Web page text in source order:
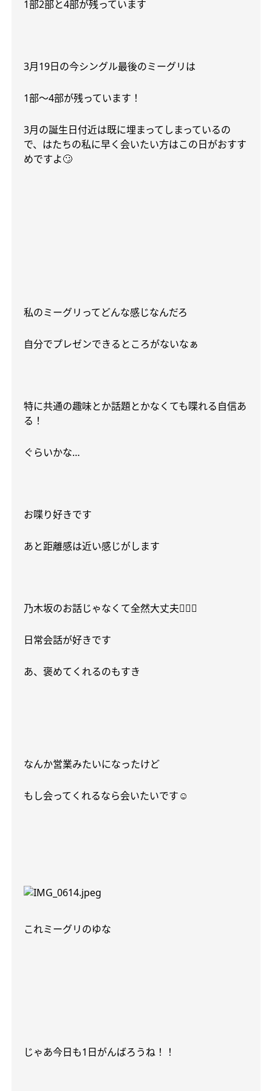
1部2部と4部が残っています
3月19日の今シングル最後のミーグリは
1部〜4部が残っています！
3月の誕生日付近は既に埋まってしまっているの
で、はたちの私に早く会いたい方はこの日がおすす
めですよ🙄
私のミーグリってどんな感じなんだろ
自分でプレゼンできるところがないなぁ
特に共通の趣味とか話題とかなくても喋れる自信あ
る！
ぐらいかな…
お喋り好きです
あと距離感は近い感じがします
乃木坂のお話じゃなくて全然大丈夫🙆🏼‍♀️
日常会話が好きです
あ、褒めてくれるのもすき
なんか営業みたいになったけど
もし会ってくれるなら会いたいです☺️
これミーグリのゆな
じゃあ今日も1 日がんばろうね！！